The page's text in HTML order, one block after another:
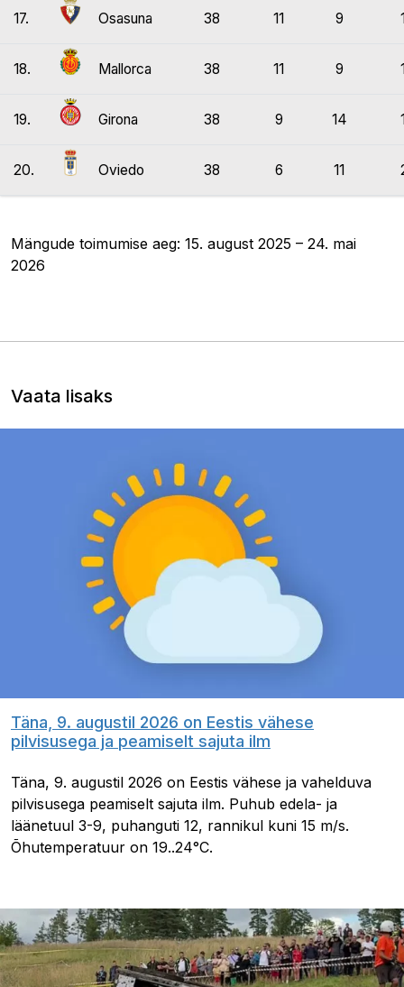
17. Osasuna 38 11 9
18. Mallorca 38 11 9
19. Girona 38 9 14
20. Oviedo 38 6 11
Mängude toimumise aeg: 15. august 2025 – 24. mai
2026
Vaata lisaks
Täna, 9. augustil 2026 on Eestis vähese
pilvisusega ja peamiselt sajuta ilm
Täna, 9. augustil 2026 on Eestis vähese ja vahelduva
pilvisusega peamiselt sajuta ilm. Puhub edela- ja
läänetuul 3-9, puhanguti 12, rannikul kuni 15 m/s.
Õhutemperatuur on 19..24°C.